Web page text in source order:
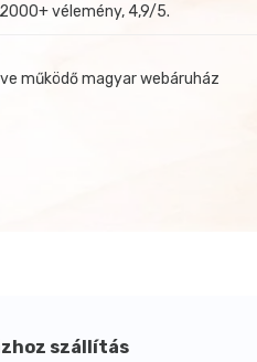
vélemény, 4,9/5.
működő magyar webáruház
szállítás